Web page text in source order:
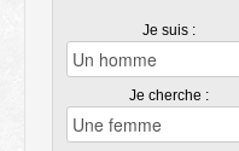
Je suis :
Je cherche :